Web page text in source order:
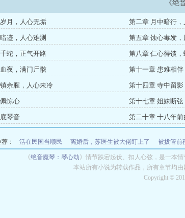
《绝
月，人心无垢 第二章 月中暗行
迹，人心难测 第五章 蚀心毒发
蛇，正气开路 第八章 仁心得馈，
夜，满门尸骸 第十一章 患难相
余腥，人心未冷 第十四章 寺中留影
惊心 第十七章 姐妹断弦
琴音 第二十章 十八年前
： 活在民国当顺民 离婚后，苏医生被大佬盯上了 被拔管前
长的小娇妻夜夜闹离婚
木筏求生，3S鱼竿带飞六个校花 抗战，
绝琴小说
魔绝
《绝音魔琴：琴心劫》情节跌宕起伏、扣人心弦，是一本
本站所有小说为转载作品，所有章节均
Copyright ©